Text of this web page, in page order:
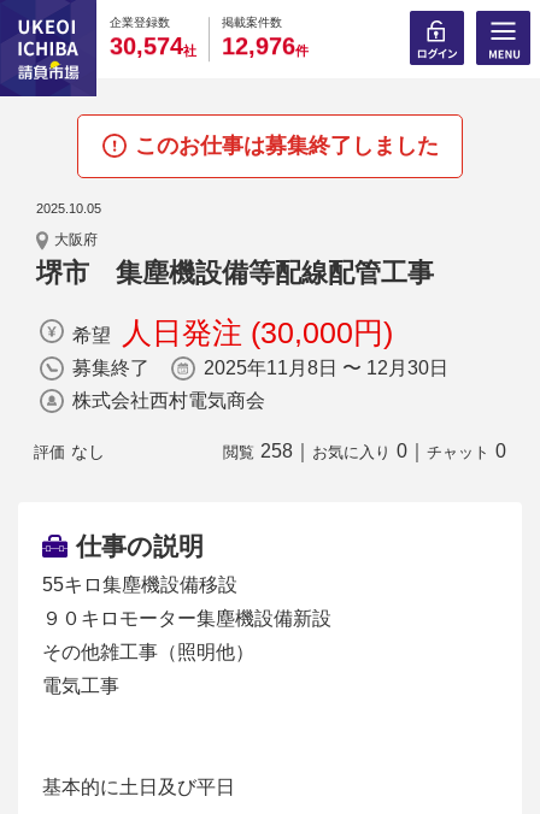
企業登録数
0
3
0
0,
0
5
0
74社
掲載案件数
0
1
0
2,
0
9
0
76件
このお仕事は募集終了しました
2025.10.05
大阪府
堺市 集塵機設備等配線配管工事
希望 人日発注 (30,000円)
募集終了
2025年11月8日 〜 12月30日
株式会社西村電気商会
評価 なし 閲覧 258 お気に入り 0 チャット 0
仕事の説明
55キロ集塵機設備移設
９０キロモーター集塵機設備新設
その他雑工事（照明他）
電気工事
基本的に土日及び平日